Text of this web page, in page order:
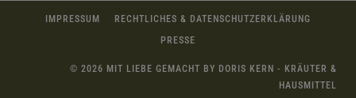
IMPRESSUM
RECHTLICHES & DATENSCHUTZERKLÄRUNG
PRESSE
© 2026 MIT LIEBE GEMACHT BY DORIS KERN - KRÄUTER &
HAUSMITTEL